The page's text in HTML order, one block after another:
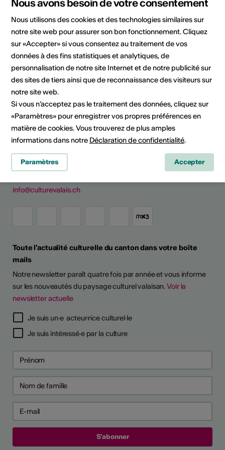
D'ARTISTES
Rue de l'Industrie 23
1950 Sion
Téléphone 0586068503
E-Mail
Site Internet
Planifier un itinéraire
Transports publics
Culture Valais
Rue de Lausanne 45
CH - 1950 Sion
info@culturevalais.ch
Toute l'actualité culturelle du canton dans votre boîte
mails
Notre newsletter paraît quatre fois par année et vous informe
sur les nouveautés du paysage culturel valaisan.Voir la
newsletter actuelle
Je suis un·e acteur·rice culturel·le
Je suis intéressé·e par la culture
Nous avons besoin de votre consentement
Nous utilisons des cookies et des technologies similaires sur
notre site web pour assurer son bon fonctionnement. Cliquez
sur «Accepter» si vous consentez au traitement de vos
données à des fins statistiques et analytiques, de
personnalisation de notre site Internet et de notre publicité sur
des sites de tiers ainsi que de reconnaissance des visiteurs sur
notre site web.
Si vous n’acceptez pas le traitement des données, cliquez sur
«Paramètres» pour enregistrer vos propres préférences en
matière de cookies. Vous trouverez de plus amples
informations dans notre Déclaration de confidentialité.
Paramètres Accepter